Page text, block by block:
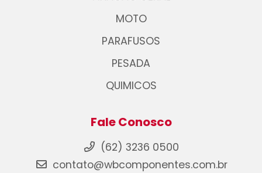
MOTO
PARAFUSOS
PESADA
QUIMICOS
Fale Conosco
(62) 3236 0500
contato@wbcomponentes.com.br